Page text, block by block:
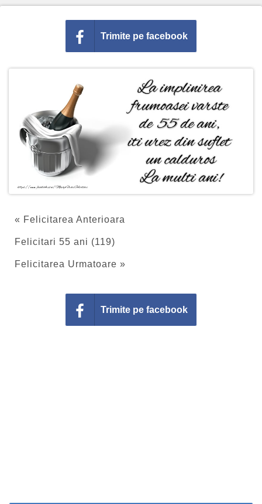
Trimite pe facebook
« Felicitarea Anterioara
Felicitari 55 ani (119)
Felicitarea Urmatoare »
Trimite pe facebook